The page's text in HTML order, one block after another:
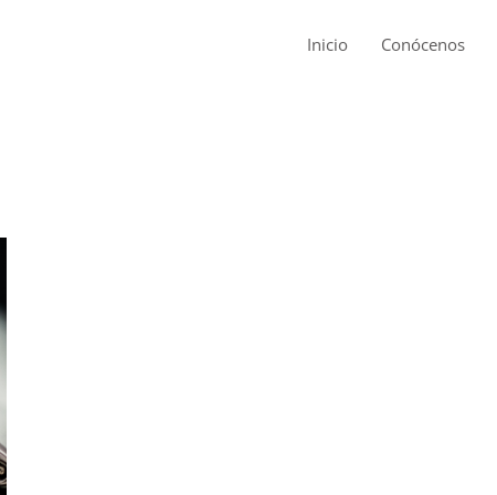
Inicio Conócenos